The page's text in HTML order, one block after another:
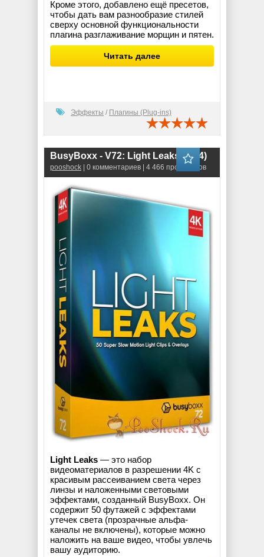
Кроме этого, добавлено ещё пресетов,
чтобы дать вам разнообразие стилей
сверху основной функциональности
плагина разглаживание морщин и пятен.
Читать далее
Эффекты / Плагины (Plug-ins)
BusyBoxx - V72: Light Leaks (Mp4)
pooshock | 0 комментариев | 4 466 просмотров
Light Leaks — это набор
видеоматериалов в разрешении 4K с
красивым рассеиванием света через
линзы и наложенными световыми
эффектами, созданный BusyBoxx. Он
содержит 50 футажей с эффектами
утечек света (прозрачные альфа-
каналы не включены), которые можно
наложить на ваше видео, чтобы увлечь
вашу аудиторию.